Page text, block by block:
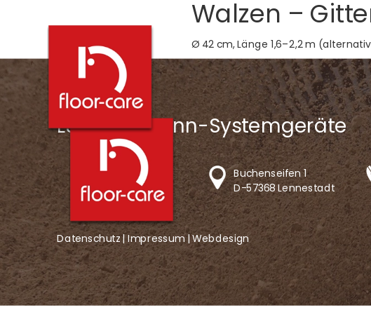
Walzen –
Ø 42 cm, Länge 1,6–2,2 m
LS-Lingemann-Systemgeräte
Buchenseifen 1
D-57368 Lennestadt
Datenschutz |Impressum|Webdesign